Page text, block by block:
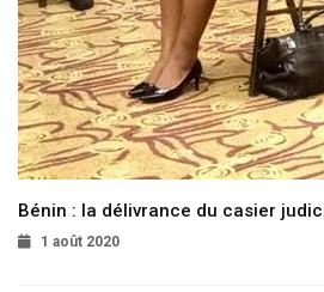
Bénin : la délivrance du casier
1 août 2020